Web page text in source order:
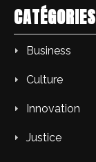
CATÉGORIES
Business
Culture
Innovation
Justice